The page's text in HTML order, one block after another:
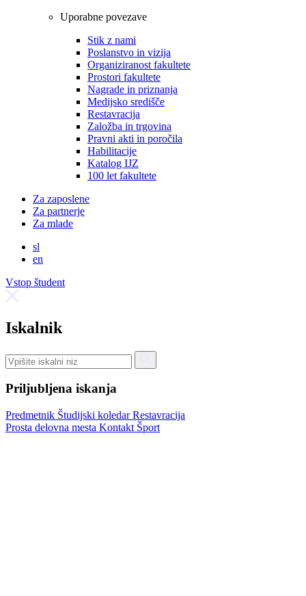
Uporabne povezave
Stik z nami
Poslanstvo in vizija
Organiziranost fakultete
Prostori fakultete
Nagrade in priznanja
Medijsko središče
Restavracija
Založba in trgovina
Pravni akti in poročila
Habilitacije
Katalog IJZ
100 let fakultete
Za zaposlene
Za partnerje
Za mlade
sl
en
Vstop študent
Iskalnik
Priljubljena iskanja
Predmetnik Študijski koledarRestavracija
Prosta delovna mesta Kontakt Šport